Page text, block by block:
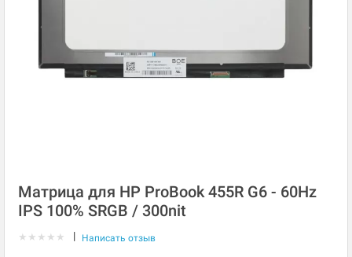
Матрица для HP ProBook 455R G6 - 60Hz
IPS 100% SRGB / 300nit
★ ★ ★ ★ ★ | Написать отзыв